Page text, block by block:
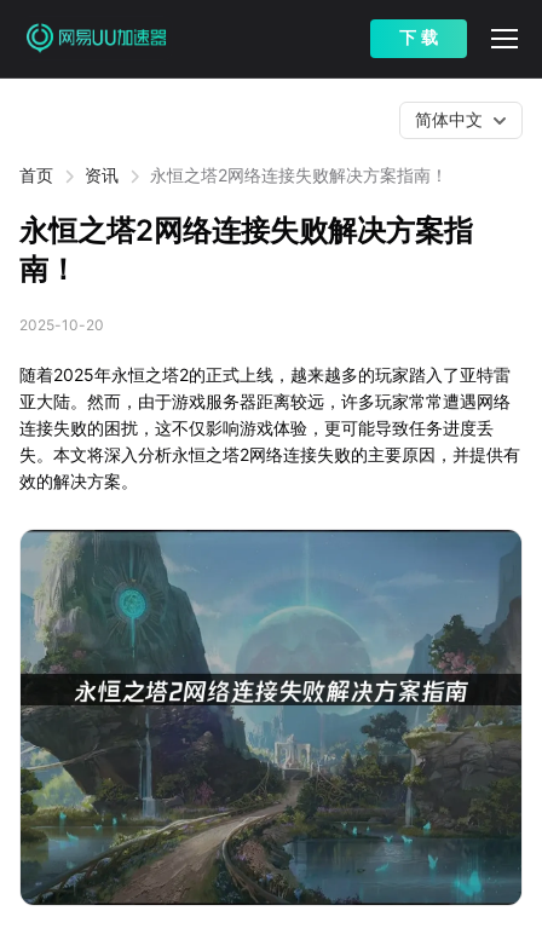
下 载
首页 资讯 永恒之塔2网络连接失败解决方案指南！
简体中文
永恒之塔2网络连接失败解决方案指
南！
2025-10-20
随着2025年永恒之塔2的正式上线，越来越多的玩家踏入了亚特雷
亚大陆。然而，由于游戏服务器距离较远，许多玩家常常遭遇网络
连接失败的困扰，这不仅影响游戏体验，更可能导致任务进度丢
失。本文将深入分析永恒之塔2网络连接失败的主要原因，并提供有
效的解决方案。